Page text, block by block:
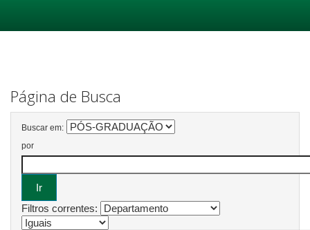
Página de Busca
Buscar em:
por
Filtros correntes: